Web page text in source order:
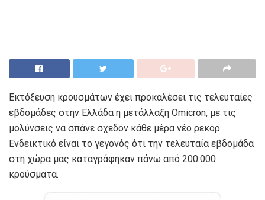
Εκτόξευση κρουσμάτων έχει προκαλέσει τις τελευταίες
εβδομάδες στην Ελλάδα η μετάλλαξη Omicron, με τις
μολύνσεις να σπάνε σχεδόν κάθε μέρα νέο ρεκόρ.
Ενδεικτικό είναι το γεγονός ότι την τελευταία εβδομάδα
στη χώρα μας καταγράφηκαν πάνω από 200.000
κρούσματα.